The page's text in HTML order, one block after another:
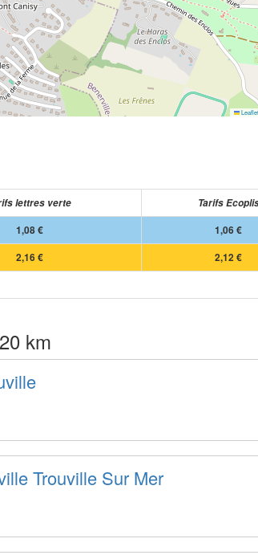
Leaflet
lettres verte
Tarifs
1,08 €
1,06 €
2,16 €
2,12 €
km
Trouville Sur Mer